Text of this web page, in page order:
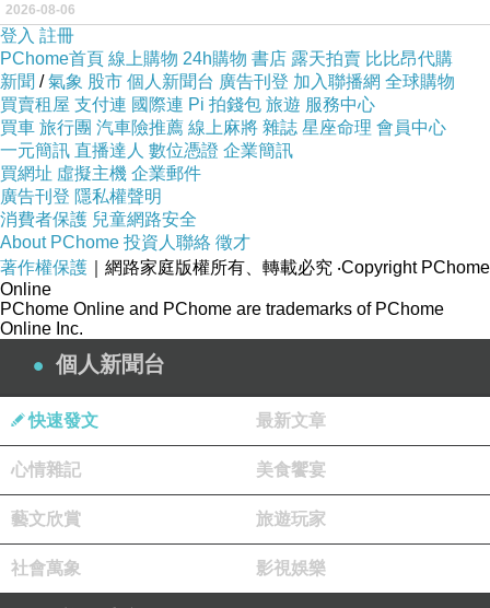
軍！2年前與奧運得主切磋成關鍵
《上一篇》
從江戶到近代─東京富士美術館浮世
繪典藏展
《下一篇》
《怒海戰艦》- 觀後感
2026-08-06
登入 註冊
PChome首頁 線上購物 24h購物 書店 露天拍賣 比比昂代購
新聞 /氣象 股市 個人新聞台 廣告刊登 加入聯播網 全球購物
買賣租屋 支付連 國際連 Pi 拍錢包 旅遊 服務中心
買車 旅行團 汽車險推薦 線上麻將 雜誌 星座命理 會員中心
一元簡訊 直播達人 數位憑證 企業簡訊
買網址 虛擬主機 企業郵件
廣告刊登 隱私權聲明
消費者保護 兒童網路安全
About PChome 投資人聯絡 徵才
著作權保護 ｜網路家庭版權所有、轉載必究 ‧Copyright PChome
Online
PChome Online and PChome are trademarks of PChome
Online Inc.
個人新聞台
快速發文 最新文章
心情雜記 美食饗宴
藝文欣賞 旅遊玩家
社會萬象 影視娛樂